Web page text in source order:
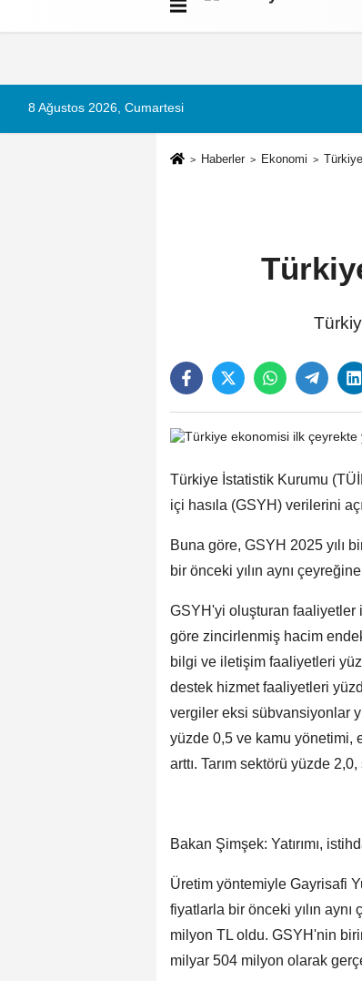
Künye
8 Ağustos 2026, Cumartesi
Haberler Ekonomi
Türkiye İstatistik Kurumu
içi hasıla (GSYH) verilerini
Buna göre, GSYH 2025 yılı
bir önceki yılın aynı
GSYH'yi oluşturan faaliyetler
göre zincirlenmiş hacim
bilgi ve iletişim faaliyetleri
destek hizmet faaliyetleri
vergiler eksi sübvansiyonlar
yüzde 0,5 ve kamu yönetimi,
arttı. Tarım sektörü yüzde
Bakan Şimşek: Yatırımı,
Üretim yöntemiyle Gayrisafi
fiyatlarla bir önceki yılın
milyon TL oldu. GSYH'nin
milyar 504 milyon olarak